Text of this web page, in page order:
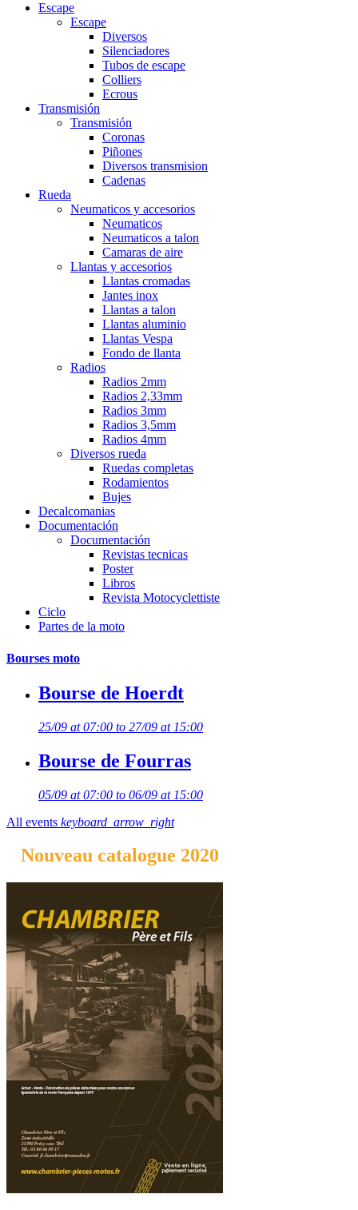
Escape
Escape
Diversos
Silenciadores
Tubos de escape
Colliers
Ecrous
Transmisión
Transmisión
Coronas
Piñones
Diversos transmision
Cadenas
Rueda
Neumaticos y accesorios
Neumaticos
Neumaticos a talon
Camaras de aire
Llantas y accesorios
Llantas cromadas
Jantes inox
Llantas a talon
Llantas aluminio
Llantas Vespa
Fondo de llanta
Radios
Radios 2mm
Radios 2,33mm
Radios 3mm
Radios 3,5mm
Radios 4mm
Diversos rueda
Ruedas completas
Rodamientos
Bujes
Decalcomanias
Documentación
Documentación
Revistas tecnicas
Poster
Libros
Revista Motocyclettiste
Ciclo
Partes de la moto
Bourses moto
Bourse de Hoerdt
25/09 at 07:00 to 27/09 at 15:00
Bourse de Fourras
05/09 at 07:00 to 06/09 at 15:00
All events keyboard_arrow_right
Nouveau catalogue 2020